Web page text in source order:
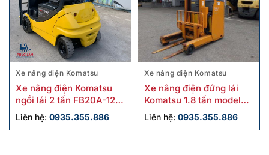
Xe nâng điện Komatsu
Xe nâng điện Komatsu
ngồi lái 2 tấn FB20A-12
cũ
Liên hệ: 0935.355.886
Xe nâng điện Komatsu
Xe nâng điện đứng lái
Komatsu 1.8 tấn model
FB18RL-15 cũ
Liên hệ: 0935.355.886